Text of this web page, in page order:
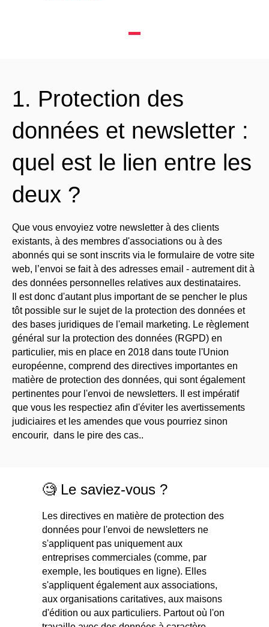
1. Protection des
données et newsletter :
quel est le lien entre les
deux ?
Que vous envoyiez votre newsletter à des clients
existants, à des membres d'associations ou à des
abonnés qui se sont inscrits via le formulaire de votre site
web, l’envoi se fait à des adresses email - autrement dit à
des données personnelles relatives aux destinataires.
Il est donc d'autant plus important de se pencher le plus
tôt possible sur le sujet de la protection des données et
des bases juridiques de l'email marketing. Le règlement
général sur la protection des données (RGPD) en
particulier, mis en place en 2018 dans toute l'Union
européenne, comprend des directives importantes en
matière de protection des données, qui sont également
pertinentes pour l'envoi de newsletters. Il est impératif
que vous les respectiez afin d'éviter les avertissements
judiciaires et les amendes que vous pourriez sinon
encourir, dans le pire des cas..
🧐 Le saviez-vous ?
Les directives en matière de protection des
données pour l'envoi de newsletters ne
s'appliquent pas uniquement aux
entreprises commerciales (comme, par
exemple, les boutiques en ligne). Elles
s'appliquent également aux associations,
aux organisations caritatives, aux maisons
d'édition ou aux particuliers. Partout où l'on